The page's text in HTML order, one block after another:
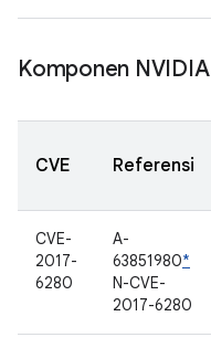
Komponen NVIDIA
CVE Referensi
CVE-
2017-
6280
A-
63851980*
N-CVE-
2017-6280